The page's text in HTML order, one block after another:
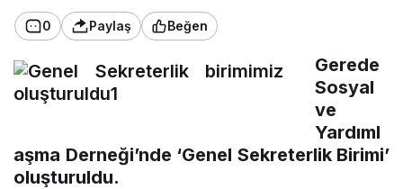
0 Paylaş Beğen
Gerede
Sosyal
ve
Yardıml
aşma Derneği’nde ‘Genel Sekreterlik Birimi’
oluşturuldu.